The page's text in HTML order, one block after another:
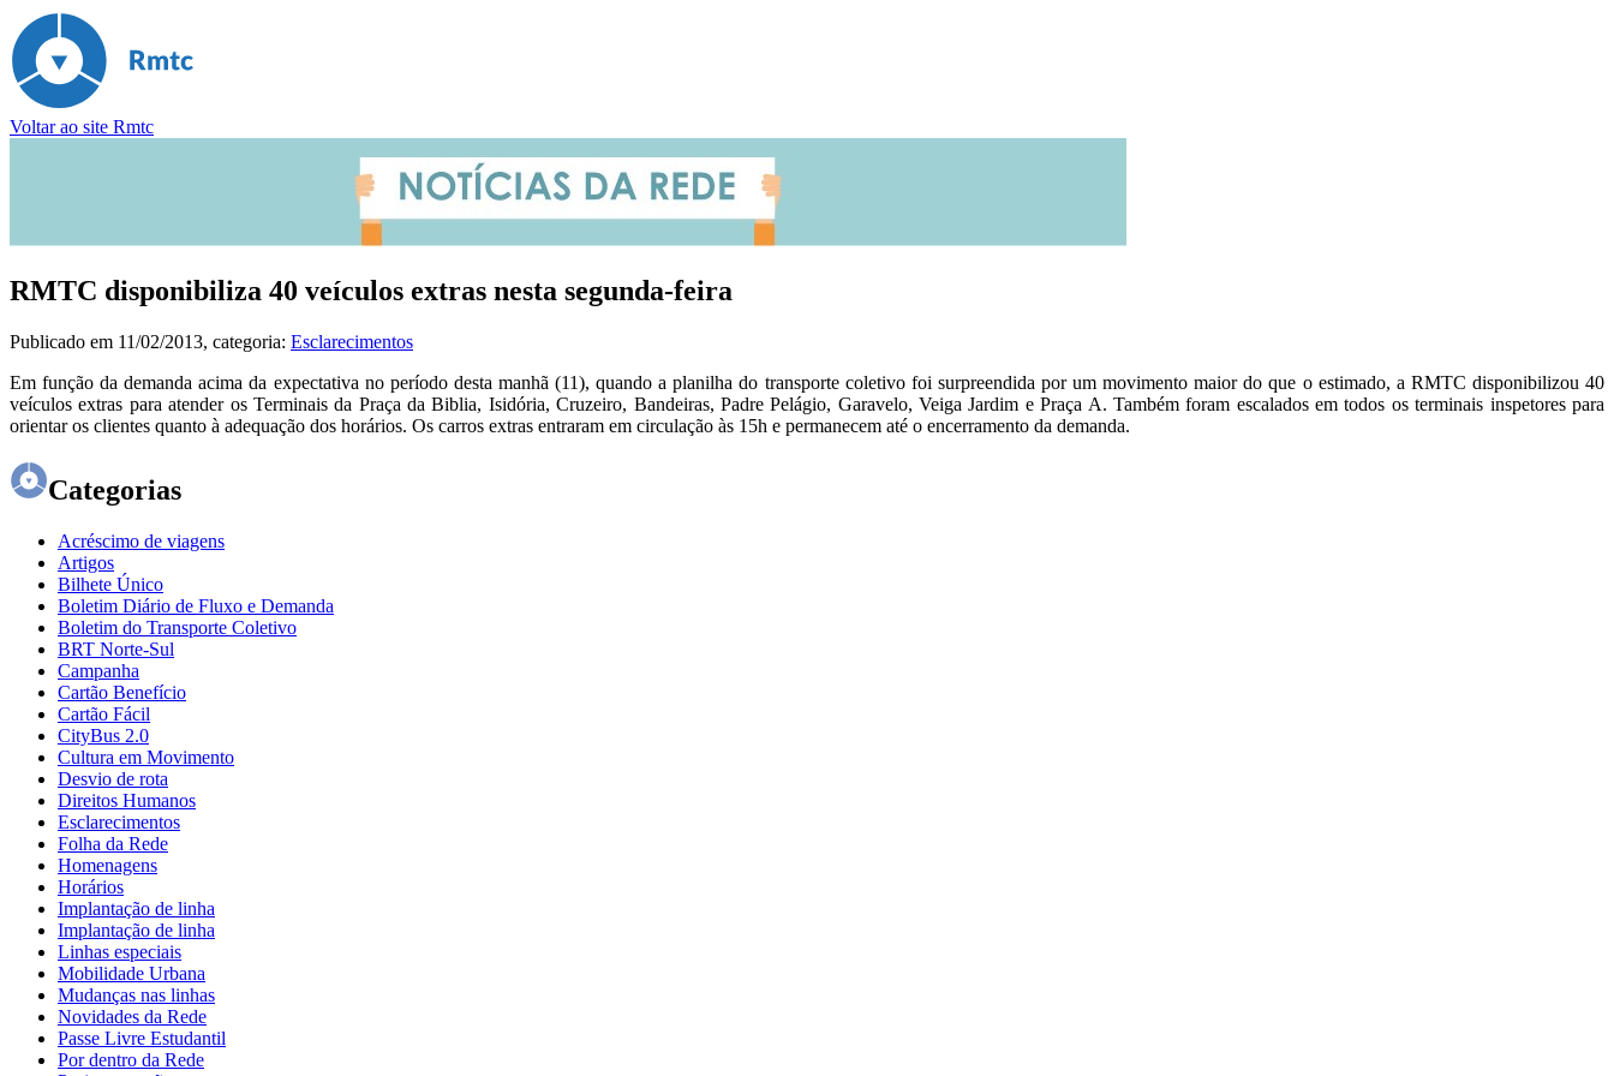
Voltar ao site Rmtc
RMTC disponibiliza 40 veículos extras nesta segunda-feira
Publicado em 11/02/2013, categoria: Esclarecimentos
Em função da demanda acima da expectativa no período desta manhã (11), quando a planilha do transporte coletivo foi surpreendida por um movimento maior do que o estimado, a RMTC disponibilizou 40
veículos extras para atender os Terminais da Praça da Biblia, Isidória, Cruzeiro, Bandeiras, Padre Pelágio, Garavelo, Veiga Jardim e Praça A. Também foram escalados em todos os terminais inspetores para
orientar os clientes quanto à adequação dos horários. Os carros extras entraram em circulação às 15h e permanecem até o encerramento da demanda.
Categorias
Acréscimo de viagens
Artigos
Bilhete Único
Boletim Diário de Fluxo e Demanda
Boletim do Transporte Coletivo
BRT Norte-Sul
Campanha
Cartão Benefício
Cartão Fácil
CityBus 2.0
Cultura em Movimento
Desvio de rota
Direitos Humanos
Esclarecimentos
Folha da Rede
Homenagens
Horários
Implantação de linha
Implantação de linha
Linhas especiais
Mobilidade Urbana
Mudanças nas linhas
Novidades da Rede
Passe Livre Estudantil
Por dentro da Rede